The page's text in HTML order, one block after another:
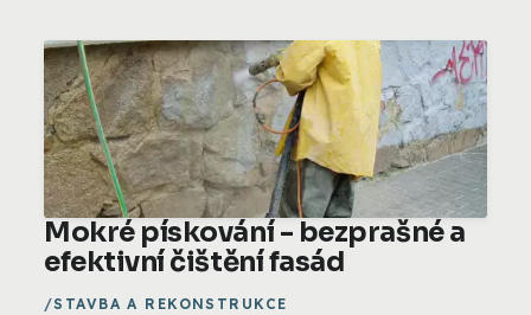
Mokré pískování - bezprašné a
efektivní čištění fasád
STAVBA A REKONSTRUKCE